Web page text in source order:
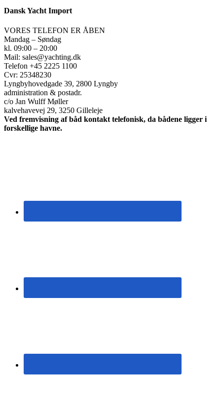
Dansk Yacht Import
VORES TELEFON ER ÅBEN
Mandag – Søndag
kl. 09:00 – 20:00
Mail: sales@yachting.dk
Telefon +45 2225 1100
Cvr: 25348230
Lyngbyhovedgade 39, 2800 Lyngby
administration & postadr.
c/o Jan Wulff Møller
kalvehavevej 29, 3250 Gilleleje
Ved fremvisning af båd kontakt telefonisk, da bådene ligger i
forskellige havne.